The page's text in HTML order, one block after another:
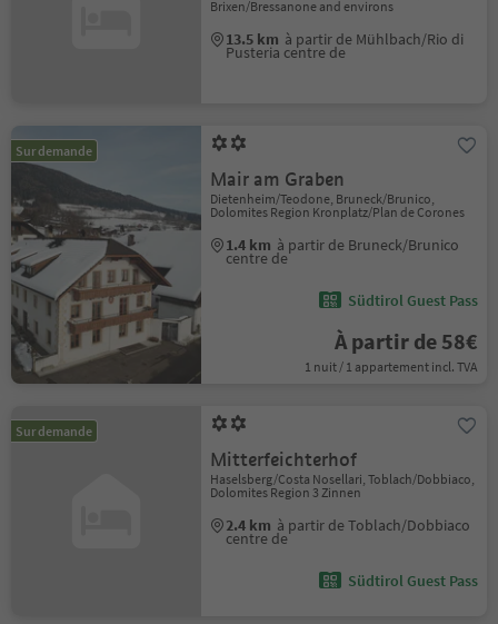
Brixen/Bressanone and environs
13.5 km à partir de Mühlbach/Rio di
Pusteria centre de
Sur demande
Mair am Graben
Dietenheim/Teodone, Bruneck/Brunico,
Dolomites Region Kronplatz/Plan de Corones
1.4 km à partir de Bruneck/Brunico
centre de
Südtirol Guest Pass
À partir de 58€
1 nuit / 1 appartement incl. TVA
Sur demande
Mitterfeichterhof
Haselsberg/Costa Nosellari, Toblach/Dobbiaco,
Dolomites Region 3 Zinnen
2.4 km à partir de Toblach/Dobbiaco
centre de
Südtirol Guest Pass